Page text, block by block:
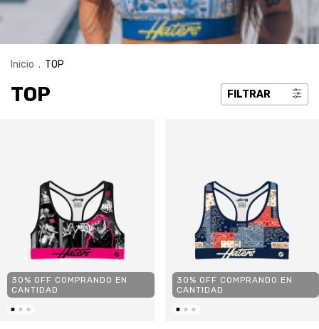
Inicio . TOP
TOP FILTRAR
30% OFF COMPRANDO EN
CANTIDAD
30% OFF COMPRANDO EN
CANTIDAD